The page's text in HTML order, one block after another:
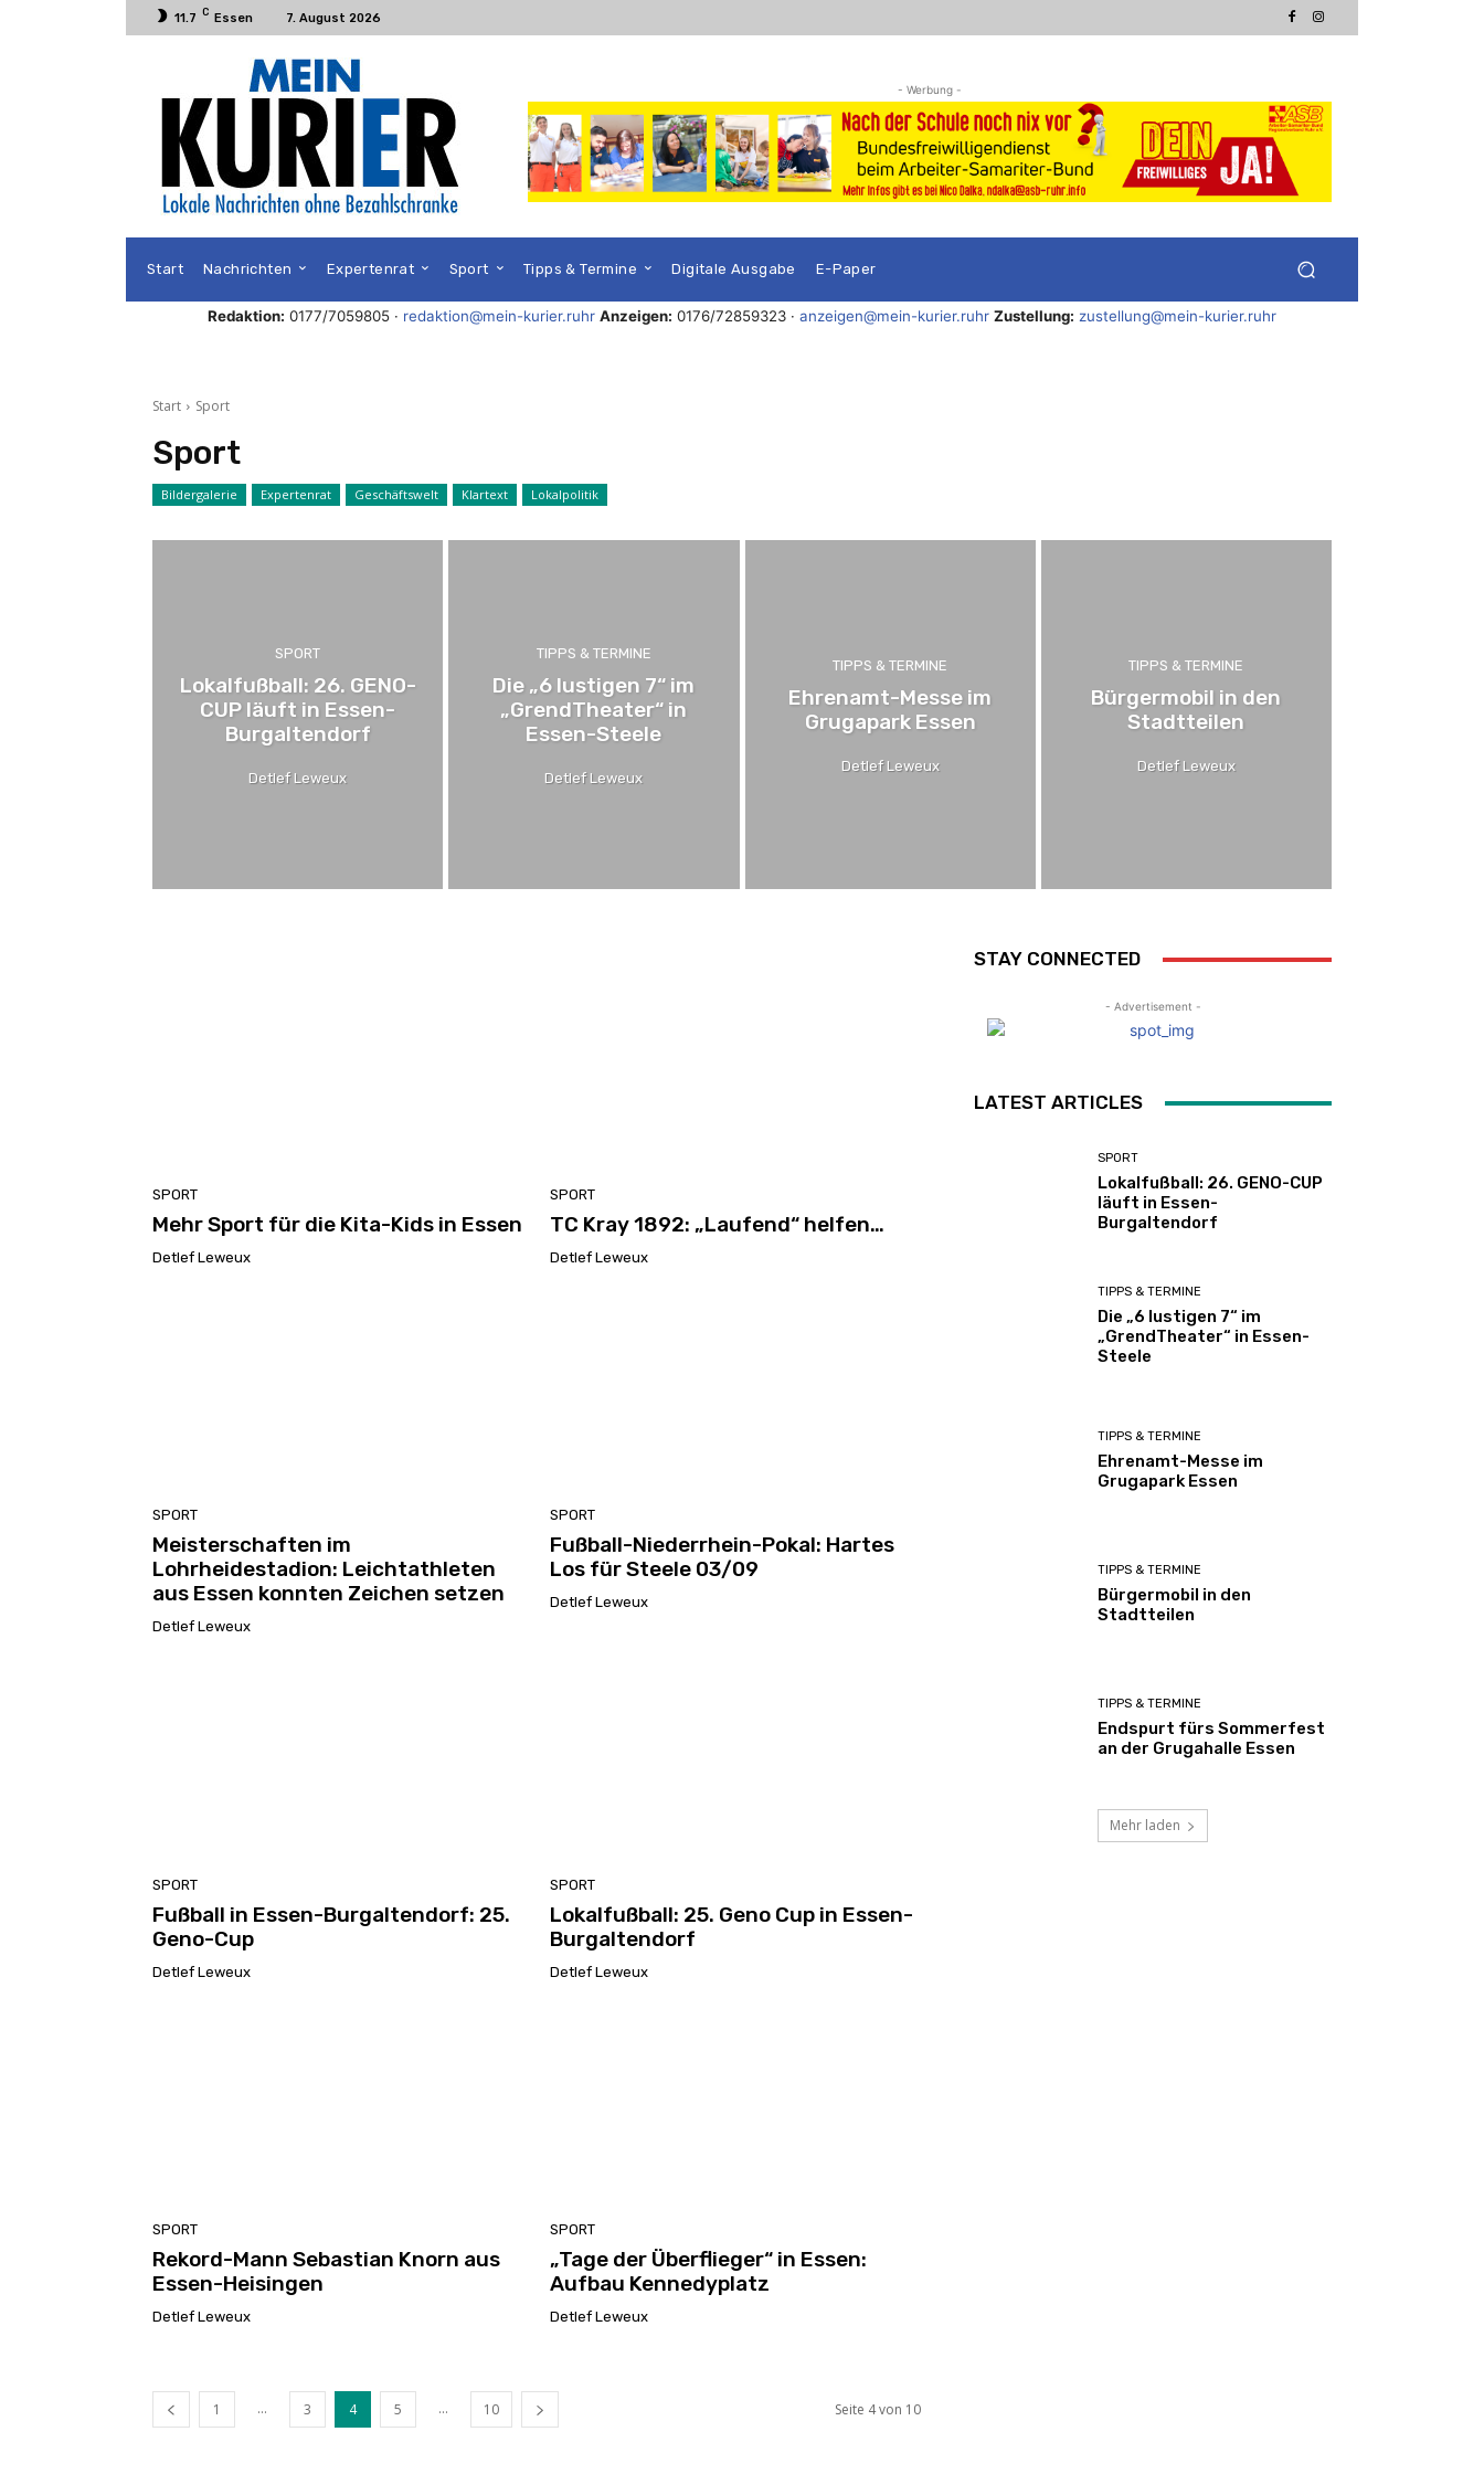
11.7 C Essen 7. August 2026
- Werbung -
Start Nachrichten Expertenrat Sport Tipps & Termine Digitale Ausgabe E-Paper
Redaktion: 0177/7059805 · redaktion@mein-kurier.ruhr Anzeigen: 0176/72859323 · anzeigen@mein-kurier.ruhr Zustellung: zustellung@mein-kurier.ruhr
Start Sport
Sport
Bildergalerie Expertenrat Geschäftswelt Klartext Lokalpolitik
SPORT
Lokalfußball: 26. GENO-
CUP läuft in Essen-
Burgaltendorf
Detlef Leweux
TIPPS & TERMINE
Die „6 lustigen 7“ im
„GrendTheater“ in
Essen-Steele
Detlef Leweux
TIPPS & TERMINE
Ehrenamt-Messe im
Grugapark Essen
Detlef Leweux
TIPPS & TERMINE
Bürgermobil in den
Stadtteilen
Detlef Leweux
SPORT
Mehr Sport für die Kita-Kids in Essen
Detlef Leweux
SPORT
TC Kray 1892: „Laufend“ helfen…
Detlef Leweux
SPORT
Meisterschaften im
Lohrheidestadion: Leichtathleten
aus Essen konnten Zeichen setzen
Detlef Leweux
SPORT
Fußball-Niederrhein-Pokal: Hartes
Los für Steele 03/09
Detlef Leweux
SPORT
Fußball in Essen-Burgaltendorf: 25.
Geno-Cup
Detlef Leweux
SPORT
Lokalfußball: 25. Geno Cup in Essen-
Burgaltendorf
Detlef Leweux
SPORT
Rekord-Mann Sebastian Knorn aus
Essen-Heisingen
Detlef Leweux
SPORT
„Tage der Überflieger“ in Essen:
Aufbau Kennedyplatz
Detlef Leweux
1 ... 3 4 5 ... 10 Seite 4 von 10
STAY CONNECTED
- Advertisement -
LATEST ARTICLES
SPORT
Lokalfußball: 26. GENO-CUP
läuft in Essen-
Burgaltendorf
TIPPS & TERMINE
Die „6 lustigen 7“ im
„GrendTheater“ in Essen-
Steele
TIPPS & TERMINE
Ehrenamt-Messe im
Grugapark Essen
TIPPS & TERMINE
Bürgermobil in den
Stadtteilen
TIPPS & TERMINE
Endspurt fürs Sommerfest
an der Grugahalle Essen
Mehr laden